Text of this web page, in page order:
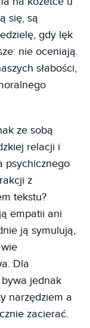
się, są
gdy lęk
nie oceniają.
słabości,
ze sobą
relacji i
psychicznego
z
tekstu?
empatii ani
ją symulują,
Dla
jednak
narzędziem a
zacierać.